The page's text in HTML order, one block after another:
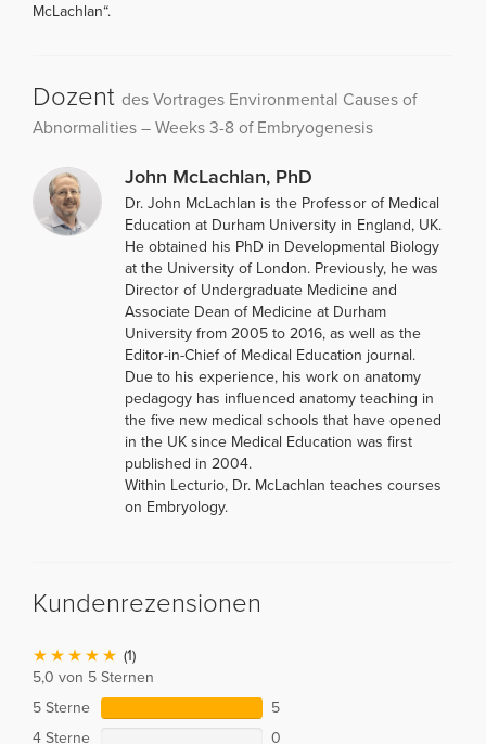
McLachlan“.
Dozent des Vortrages Environmental Causes of
Abnormalities – Weeks 3-8 of Embryogenesis
John McLachlan, PhD
Dr. John McLachlan is the Professor of Medical
Education at Durham University in England, UK.
He obtained his PhD in Developmental Biology
at the University of London. Previously, he was
Director of Undergraduate Medicine and
Associate Dean of Medicine at Durham
University from 2005 to 2016, as well as the
Editor-in-Chief of Medical Education journal.
Due to his experience, his work on anatomy
pedagogy has influenced anatomy teaching in
the five new medical schools that have opened
in the UK since Medical Education was first
published in 2004.
Within Lecturio, Dr. McLachlan teaches courses
on Embryology.
Kundenrezensionen
(1)
5,0 von 5 Sternen
5 Sterne
5
4 Sterne
0